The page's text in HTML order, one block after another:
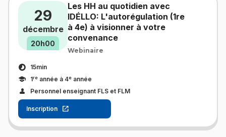
29
décembre
20h00
Les HH au quotidien avec
IDÉLLO: L'autorégulation (1re
à 4e) à visionner à votre
convenance
Webinaire
15min
1re année à 4e année
Personnel enseignant FLS et FLM
Inscription